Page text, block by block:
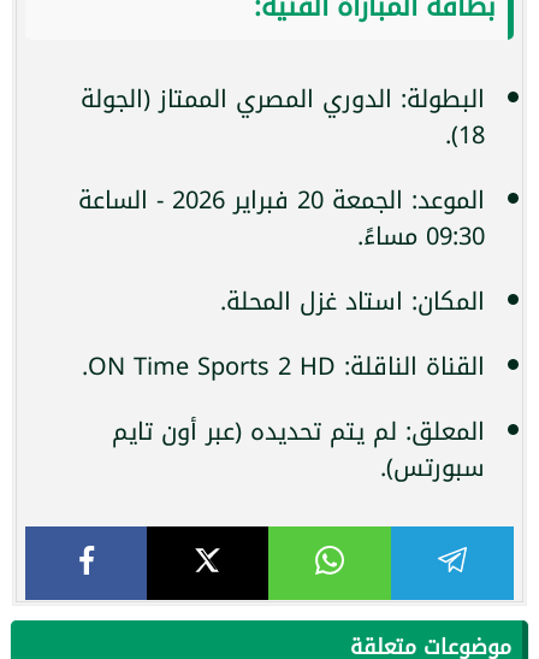
البطولة: الدوري المصري الممتاز (الجولة
18).
الموعد: الجمعة 20 فبراير 2026 - الساعة
09:30 مساءً.
المكان: استاد غزل المحلة.
القناة الناقلة: ON Time Sports 2 HD.
المعلق: لم يتم تحديده (عبر أون تايم
سبورتس).
موضوعات متعلقة